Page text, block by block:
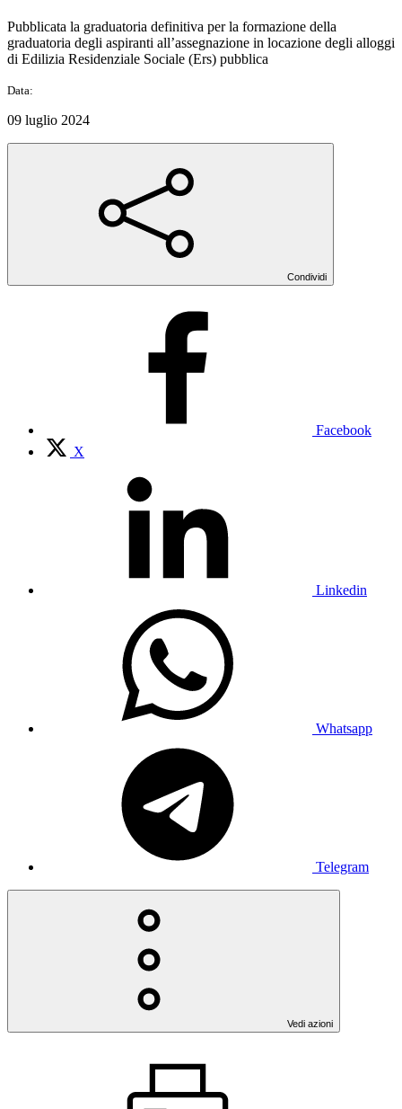
Pubblicata la graduatoria definitiva per la formazione della
graduatoria degli aspiranti all’assegnazione in locazione degli alloggi
di Edilizia Residenziale Sociale (Ers) pubblica
Data:
09 luglio 2024
Condividi
Facebook
X
Linkedin
Whatsapp
Telegram
Vedi azioni